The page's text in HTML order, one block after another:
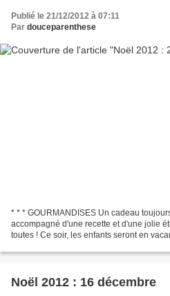
Publié le 21/12/2012 à 07:11
Par douceparenthese
* * * GOURMANDISES Un cadeau
accompagné d'une recette et d'une jolie
toutes ! Ce soir, les enfants seront en
Noël 2012 : 16 décembre